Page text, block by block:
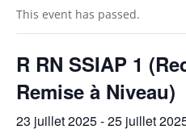
This event has passed.
R RN SSIAP 1
Remise à Niveau)
23 juillet 2025-25 juillet